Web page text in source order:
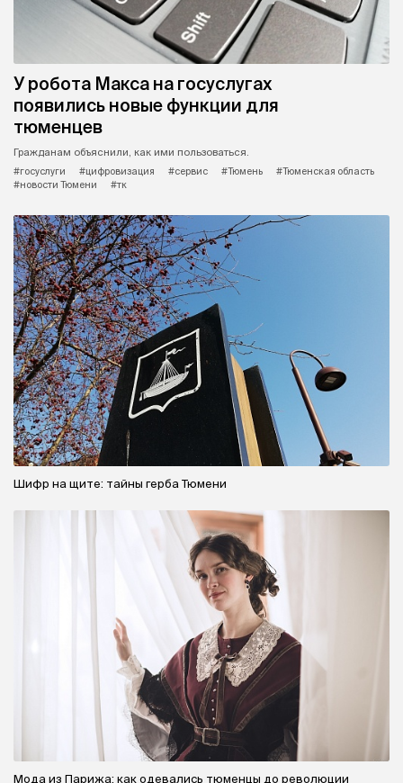
У робота Макса на госуслугах
появились новые функции для
тюменцев
Гражданам объяснили, как ими пользоваться.
#госуслуги
#цифровизация #сервис #Тюмень
#Тюменская область
#новости Тюмени
#тк
Шифр на щите: тайны герба Тюмени
Мода из Парижа: как одевались тюменцы до революции